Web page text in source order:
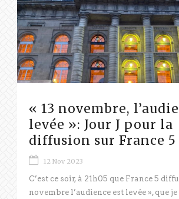
« 13 novembre,
levée »: Jour J pour la
diffusion sur France 5
12 Nov 2023
C’est ce soir, à 21h05 que France 5
novembre l’audience est levée », que